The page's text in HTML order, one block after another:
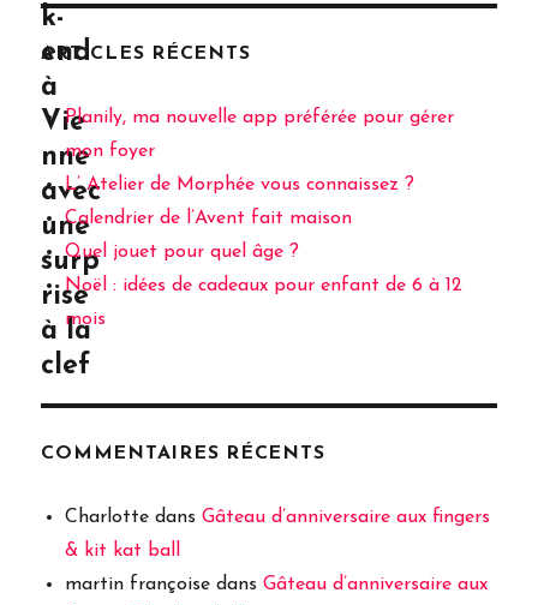
k-
end
à
Vie
nne
avec
une
surp
rise
à la
clef
ARTICLES RÉCENTS
Planily, ma nouvelle app préférée pour gérer
mon foyer
L’ Atelier de Morphée vous connaissez ?
Calendrier de l’Avent fait maison
Quel jouet pour quel âge ?
Noël : idées de cadeaux pour enfant de 6 à 12
mois
COMMENTAIRES RÉCENTS
Charlotte dansGâteau d’anniversaire aux fingers
& kit kat ball
martin françoise dansGâteau d’anniversaire aux